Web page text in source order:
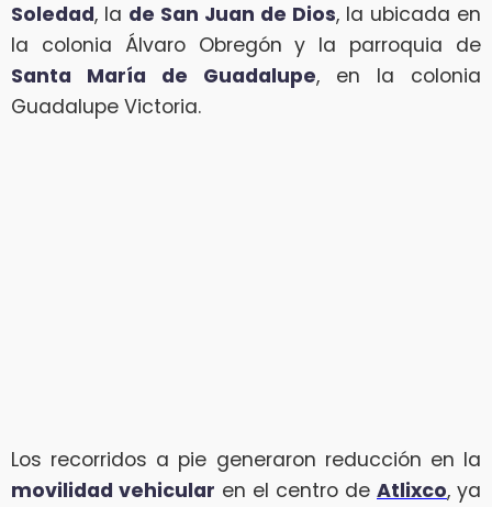
Soledad, la de San Juan de Dios, la ubicada en
la colonia Álvaro Obregón y la parroquia de
Santa María de Guadalupe, en la colonia
Guadalupe Victoria.
Los recorridos a pie generaron reducción en la
movilidad vehicular en el centro de Atlixco, ya